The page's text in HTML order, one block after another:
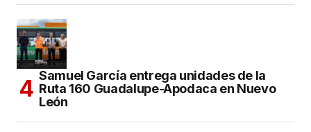
Samuel García entrega unidades de la
Ruta 160 Guadalupe-Apodaca en Nuevo
León